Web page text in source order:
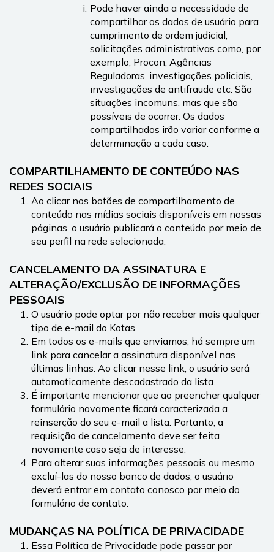
Pode haver ainda a necessidade de
compartilhar os dados de usuário para
cumprimento de ordem judicial,
solicitações administrativas como, por
exemplo, Procon, Agências
Reguladoras, investigações policiais,
investigações de antifraude etc. São
situações incomuns, mas que são
possíveis de ocorrer. Os dados
compartilhados irão variar conforme a
determinação a cada caso.
COMPARTILHAMENTO DE CONTEÚDO NAS
REDES SOCIAIS
Ao clicar nos botões de compartilhamento de
conteúdo nas mídias sociais disponíveis em nossas
páginas, o usuário publicará o conteúdo por meio de
seu perfil na rede selecionada.
CANCELAMENTO DA ASSINATURA E
ALTERAÇÃO/EXCLUSÃO DE INFORMAÇÕES
PESSOAIS
O usuário pode optar por não receber mais qualquer
tipo de e-mail do Kotas.
Em todos os e-mails que enviamos, há sempre um
link para cancelar a assinatura disponível nas
últimas linhas. Ao clicar nesse link, o usuário será
automaticamente descadastrado da lista.
É importante mencionar que ao preencher qualquer
formulário novamente ficará caracterizada a
reinserção do seu e-mail a lista. Portanto, a
requisição de cancelamento deve ser feita
novamente caso seja de interesse.
Para alterar suas informações pessoais ou mesmo
excluí-las do nosso banco de dados, o usuário
deverá entrar em contato conosco por meio do
formulário de contato.
MUDANÇAS NA POLÍTICA DE PRIVACIDADE
Essa Política de Privacidade pode passar por